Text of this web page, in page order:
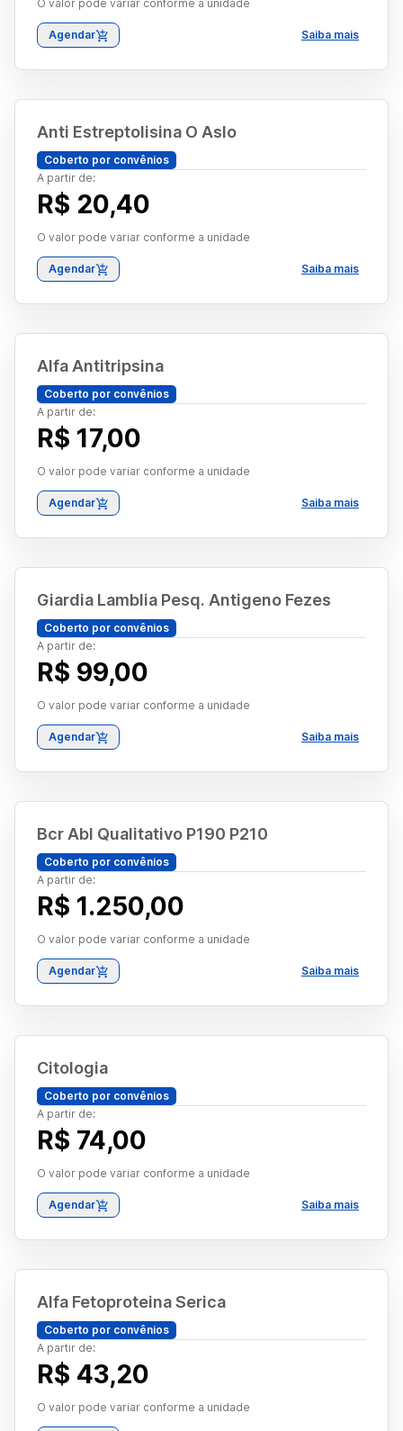
O valor pode variar conforme a unidade
Agendar Saiba mais
Anti Estreptolisina O Aslo
Coberto por convênios
A partir de:
R$ 20,40
O valor pode variar conforme a unidade
Agendar Saiba mais
Alfa Antitripsina
Coberto por convênios
A partir de:
R$ 17,00
O valor pode variar conforme a unidade
Agendar Saiba mais
Giardia Lamblia Pesq. Antigeno Fezes
Coberto por convênios
A partir de:
R$ 99,00
O valor pode variar conforme a unidade
Agendar Saiba mais
Bcr Abl Qualitativo P190 P210
Coberto por convênios
A partir de:
R$ 1.250,00
O valor pode variar conforme a unidade
Agendar Saiba mais
Citologia
Coberto por convênios
A partir de:
R$ 74,00
O valor pode variar conforme a unidade
Agendar Saiba mais
Alfa Fetoproteina Serica
Coberto por convênios
A partir de:
R$ 43,20
O valor pode variar conforme a unidade